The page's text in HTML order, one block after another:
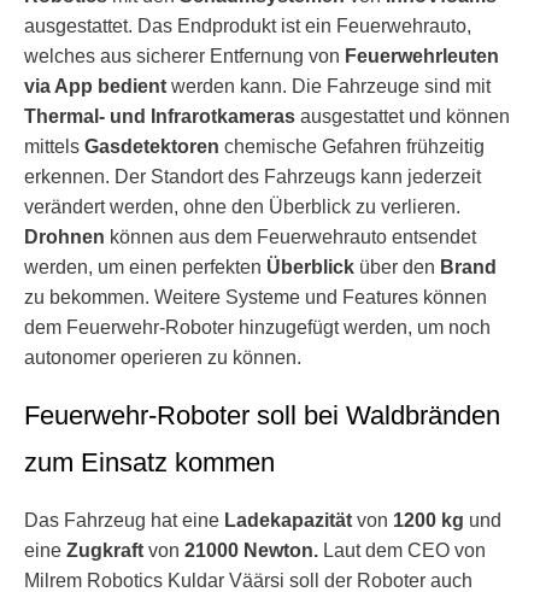
ausgestattet. Das Endprodukt ist ein Feuerwehrauto,
welches aus sicherer Entfernung von Feuerwehrleuten
via App bedient werden kann. Die Fahrzeuge sind mit
Thermal- und Infrarotkameras ausgestattet und können
mittels Gasdetektoren chemische Gefahren frühzeitig
erkennen. Der Standort des Fahrzeugs kann jederzeit
verändert werden, ohne den Überblick zu verlieren.
Drohnen können aus dem Feuerwehrauto entsendet
werden, um einen perfekten Überblick über den Brand
zu bekommen. Weitere Systeme und Features können
dem Feuerwehr-Roboter hinzugefügt werden, um noch
autonomer operieren zu können.
Feuerwehr-Roboter soll bei Waldbränden
zum Einsatz kommen
Das Fahrzeug hat eine Ladekapazität von 1200 kg und
eine Zugkraft von 21000 Newton. Laut dem CEO von
Milrem Robotics Kuldar Väärsi soll der Roboter auch